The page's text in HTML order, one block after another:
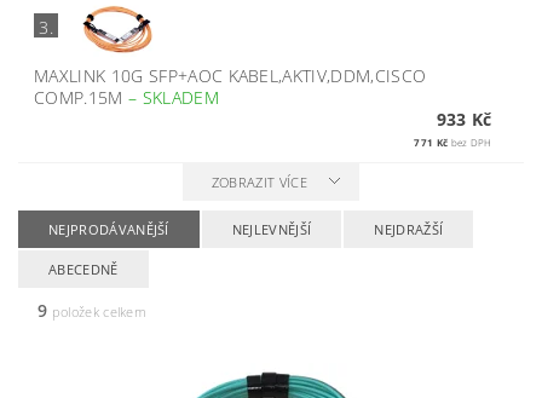
3.
MAXLINK 10G SFP+AOC KABEL,AKTIV,DDM,CISCO
COMP.15M– SKLADEM
933 Kč
771 Kč bez DPH
ZOBRAZIT VÍCE
NEJPRODÁVANĚJŠÍ NEJLEVNĚJŠÍ NEJDRAŽŠÍ
ABECEDNĚ
9 položek celkem